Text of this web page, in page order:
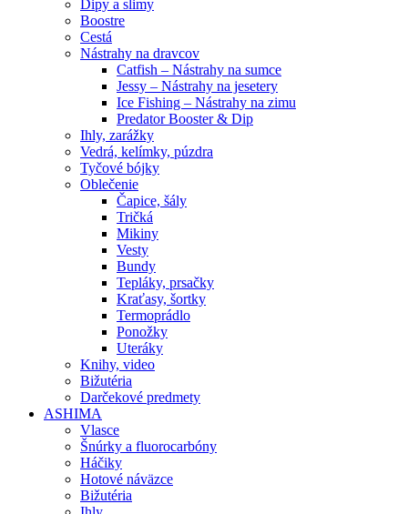
Dipy a slimy
Boostre
Cestá
Nástrahy na dravcov
Catfish – Nástrahy na sumce
Jessy – Nástrahy na jesetery
Ice Fishing – Nástrahy na zimu
Predator Booster & Dip
Ihly, zarážky
Vedrá, kelímky, púzdra
Tyčové bójky
Oblečenie
Čapice, šály
Tričká
Mikiny
Vesty
Bundy
Tepláky, prsačky
Kraťasy, šortky
Termoprádlo
Ponožky
Uteráky
Knihy, video
Bižutéria
Darčekové predmety
ASHIMA
Vlasce
Šnúrky a fluorocarbóny
Háčiky
Hotové náväzce
Bižutéria